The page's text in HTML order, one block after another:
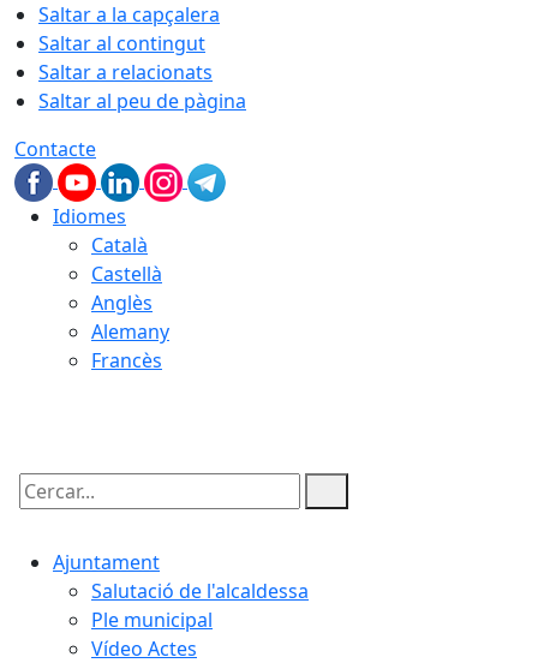
Saltar a la capçalera
Saltar al contingut
Saltar a relacionats
Saltar al peu de pàgina
Contacte
Idiomes
Català
Castellà
Anglès
Alemany
Francès
Cercar:
Ajuntament
Salutació de l'alcaldessa
Ple municipal
Vídeo Actes